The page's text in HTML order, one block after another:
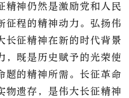
精神仍然是激励党和人民
征程的精神动力。弘扬伟
长征精神在新的时代背景
，既是历史赋予的光荣使
题的精神所需。长征革命
物遗存，是伟大长征精神